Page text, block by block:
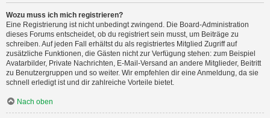
Wozu muss ich mich registrieren?
Eine Registrierung ist nicht unbedingt zwingend. Die Board-Administration
dieses Forums entscheidet, ob du registriert sein musst, um Beiträge zu
schreiben. Auf jeden Fall erhältst du als registriertes Mitglied Zugriff auf
zusätzliche Funktionen, die Gästen nicht zur Verfügung stehen: zum Beispiel
Avatarbilder, Private Nachrichten, E-Mail-Versand an andere Mitglieder, Beitritt
zu Benutzergruppen und so weiter. Wir empfehlen dir eine Anmeldung, da sie
schnell erledigt ist und dir zahlreiche Vorteile bietet.
Nach oben